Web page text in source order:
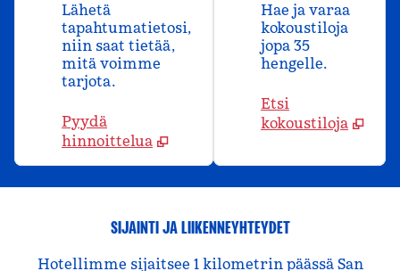
Lähetä
tapahtumatietosi,
niin saat tietää,
mitä voimme
tarjota.
Pyydä
hinnoittelua
Hae ja varaa
kokoustiloja
jopa 35
hengelle.
Etsi
kokoustiloja
SIJAINTI JA LIIKENNEYHTEYDET
Hotellimme sijaitsee 1 kilometrin päässä San